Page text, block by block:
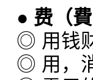
● 费 （費
◎ 用钱
◎ 用，